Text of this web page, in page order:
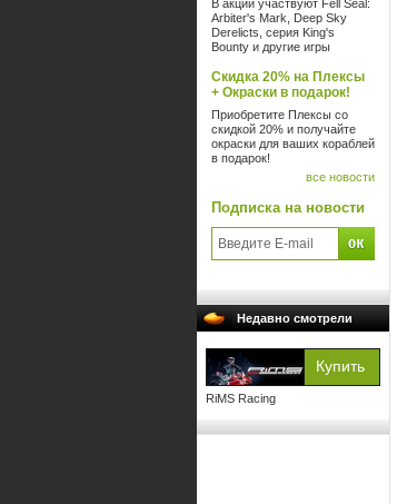
В акции участвуют Fell Seal:
Arbiter's Mark, Deep Sky
Derelicts, серия King's
Bounty и другие игры
Скидка 20% на Плексы
+ Окраски в подарок!
Приобретите Плексы со
скидкой 20% и получайте
окраски для ваших кораблей
в подарок!
все новости
Подписка на новости
Недавно смотрели
RiMS Racing